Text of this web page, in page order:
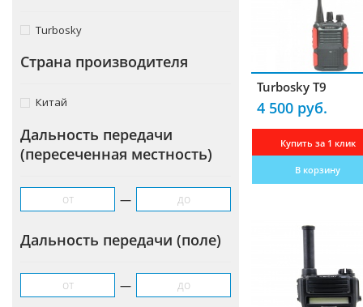
Комплектующие для антенн
Гарнитуры
Усилители
Зарядные устройства
Переходники-разъемы
Измерители КСВ
Преобразователи
Программаторы
Turbosky
Страна производителя
Китай
Дальность передачи
(пересеченная местность)
—
Дальность передачи (поле)
—
Купить за 1 клик
В корзину
Turbosky T9
4 500 руб.